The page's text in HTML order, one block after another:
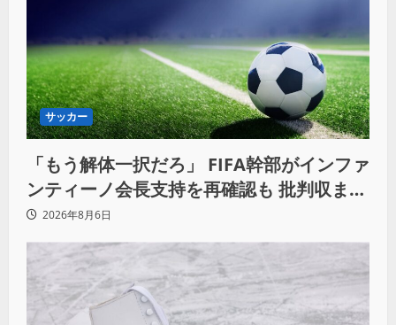
サッカー
「もう解体一択だろ」 FIFA幹部がインファ
ンティーノ会長支持を再確認も 批判収まら
ず2026年8月6日